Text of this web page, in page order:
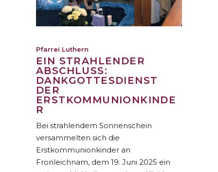
Pfarrei Luthern
EIN STRAHLENDER
ABSCHLUSS:
DANKGOTTESDIENST
DER
ERSTKOMMUNIONKINDE
R
Bei strahlendem Sonnenschein
versammelten sich die
Erstkommunionkinder an
Fronleichnam, dem 19. Juni 2025 ein